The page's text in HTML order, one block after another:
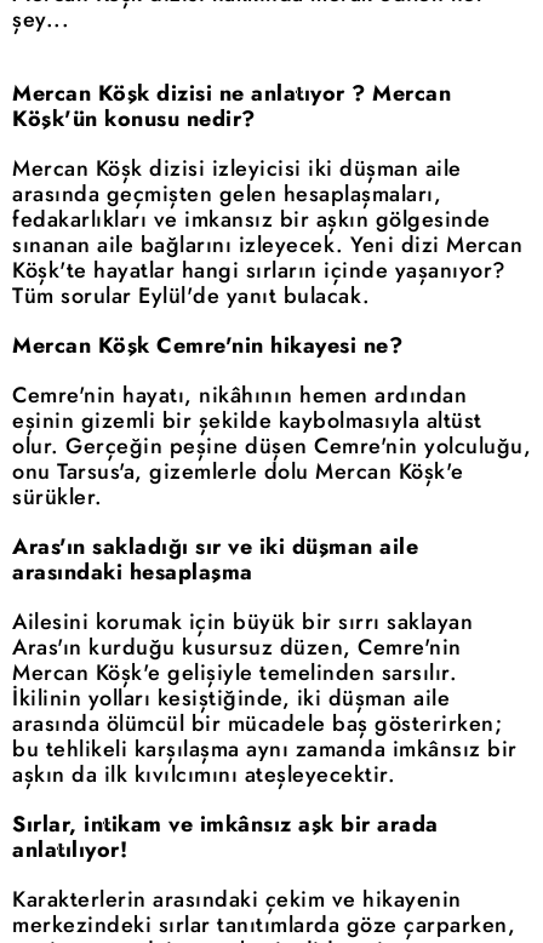
şey...
Mercan Köşk dizisi ne anlatıyor ? Mercan
Köşk'ün konusu nedir?
Mercan Köşk dizisi izleyicisi iki düşman aile
arasında geçmişten gelen hesaplaşmaları,
fedakarlıkları ve imkansız bir aşkın gölgesinde
sınanan aile bağlarını izleyecek. Yeni dizi Mercan
Köşk'te hayatlar hangi sırların içinde yaşanıyor?
Tüm sorular Eylül'de yanıt bulacak.
Mercan Köşk Cemre'nin hikayesi ne?
Cemre'nin hayatı, nikâhının hemen ardından
eşinin gizemli bir şekilde kaybolmasıyla altüst
olur. Gerçeğin peşine düşen Cemre'nin yolculuğu,
onu Tarsus'a, gizemlerle dolu Mercan Köşk'e
sürükler.
Aras'ın sakladığı sır ve iki düşman aile
arasındaki hesaplaşma
Ailesini korumak için büyük bir sırrı saklayan
Aras'ın kurduğu kusursuz düzen, Cemre'nin
Mercan Köşk'e gelişiyle temelinden sarsılır.
İkilinin yolları kesiştiğinde, iki düşman aile
arasında ölümcül bir mücadele baş gösterirken;
bu tehlikeli karşılaşma aynı zamanda imkânsız bir
aşkın da ilk kıvılcımını ateşleyecektir.
Sırlar, intikam ve imkânsız aşk bir arada
anlatılıyor!
Karakterlerin arasındaki çekim ve hikayenin
merkezindeki sırlar tanıtımlarda göze çarparken,